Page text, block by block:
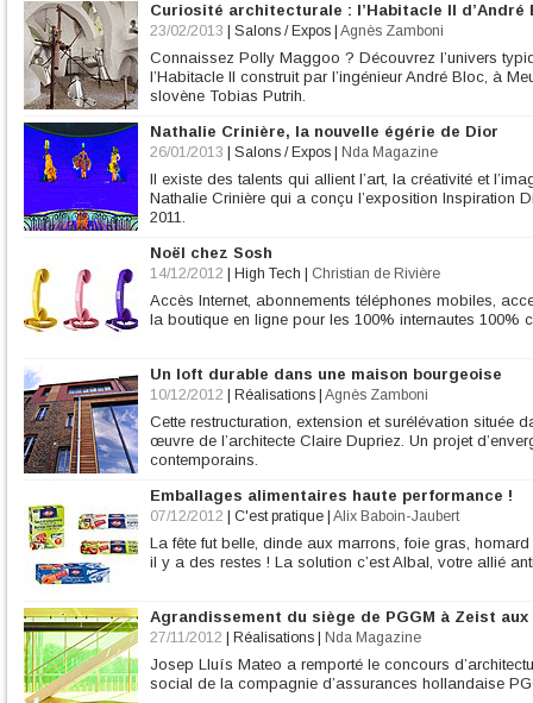
Curiosité architecturale : l’Habitacle II d’André
23/02/2013 Salons / Expos Agnès Zamboni
Connaissez Polly Maggoo ? Découvrez l’univers
l’Habitacle II construit par l’ingénieur André Bloc, à
slovène Tobias Putrih.
Nathalie Crinière, la nouvelle égérie de Dior
26/01/2013 Salons / Expos Nda Magazine
Il existe des talents qui allient l’art, la créativité et
Nathalie Crinière qui a conçu l’exposition Inspiration
2011.
Noël chez Sosh
14/12/2012 High Tech Christian de Rivière
Accès Internet, abonnements téléphones mobiles,
la boutique en ligne pour les 100% internautes 100%
Un loft durable dans une maison bourgeoise
10/12/2012 Réalisations Agnès Zamboni
Cette restructuration, extension et surélévation située
œuvre de l’architecte Claire Dupriez. Un projet
contemporains.
Emballages alimentaires haute performance !
07/12/2012 C'est pratique Alix Baboin-Jaubert
La fête fut belle, dinde aux marrons, foie gras,
il y a des restes ! La solution c’est Albal, votre allié
Agrandissement du siège de PGGM à Zeist aux
27/11/2012 Réalisations Nda Magazine
Josep Lluís Mateo a remporté le concours
social de la compagnie d’assurances hollandaise